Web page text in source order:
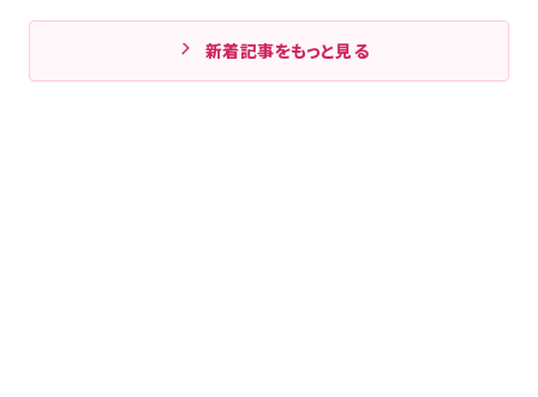
新着記事をもっと見る